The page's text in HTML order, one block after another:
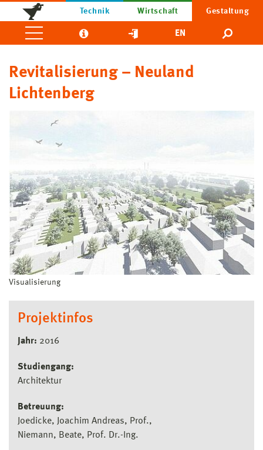
Technik Wirtschaft Gestaltung
EN
Revitalisierung – Neuland
Lichtenberg
Visualisierung
Projektinfos
Jahr: 2016
Studiengang:
Architektur
Betreuung:
Joedicke, Joachim Andreas, Prof.
Niemann, Beate, Prof. Dr.-Ing.